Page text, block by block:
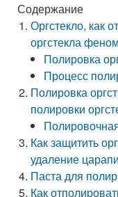
Содержание
Оргстекло, как
оргстекла
Полировка
Процесс
Полировка
полировки
Как защитить
удаление
Паста для
Как